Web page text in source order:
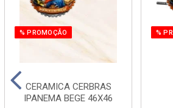
% PROMOÇÃO
CERAMICA CERBRAS
IPANEMA BEGE 46X46
%